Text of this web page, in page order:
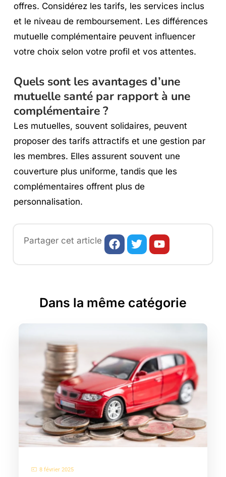
offres. Considérez les tarifs, les services inclus
et le niveau de remboursement. Les différences
mutuelle complémentaire peuvent influencer
votre choix selon votre profil et vos attentes.
Quels sont les avantages d’une
mutuelle santé par rapport à une
complémentaire ?
Les mutuelles, souvent solidaires, peuvent
proposer des tarifs attractifs et une gestion par
les membres. Elles assurent souvent une
couverture plus uniforme, tandis que les
complémentaires offrent plus de
personnalisation.
Partager cet article Facebook
TwitterYoutube
Dans la même catégorie
8 février 2025